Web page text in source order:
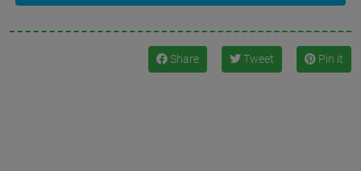
Share Tweet Pin it